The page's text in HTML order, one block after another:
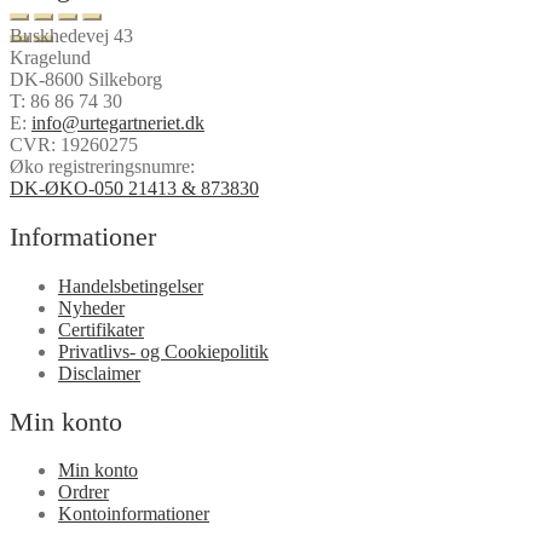
Buskhedevej 43
Kragelund
DK-8600 Silkeborg
T: 86 86 74 30
E: info@urtegartneriet.dk
CVR: 19260275
Øko registreringsnumre:
DK-ØKO-050 21413 & 873830
Informationer
Handelsbetingelser
Nyheder
Certifikater
Privatlivs- og Cookiepolitik
Disclaimer
Min konto
Min konto
Ordrer
Kontoinformationer